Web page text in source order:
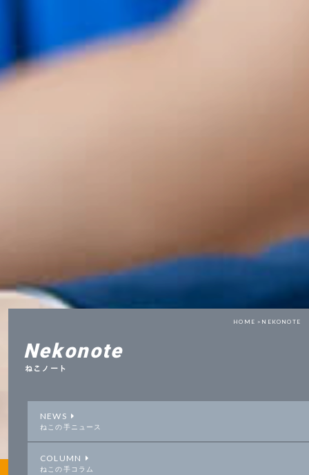
HOME > NEKONOTE
Nekonote
ねこノート
NEWS
ねこの手ニュース
COLUMN
ねこの手コラム